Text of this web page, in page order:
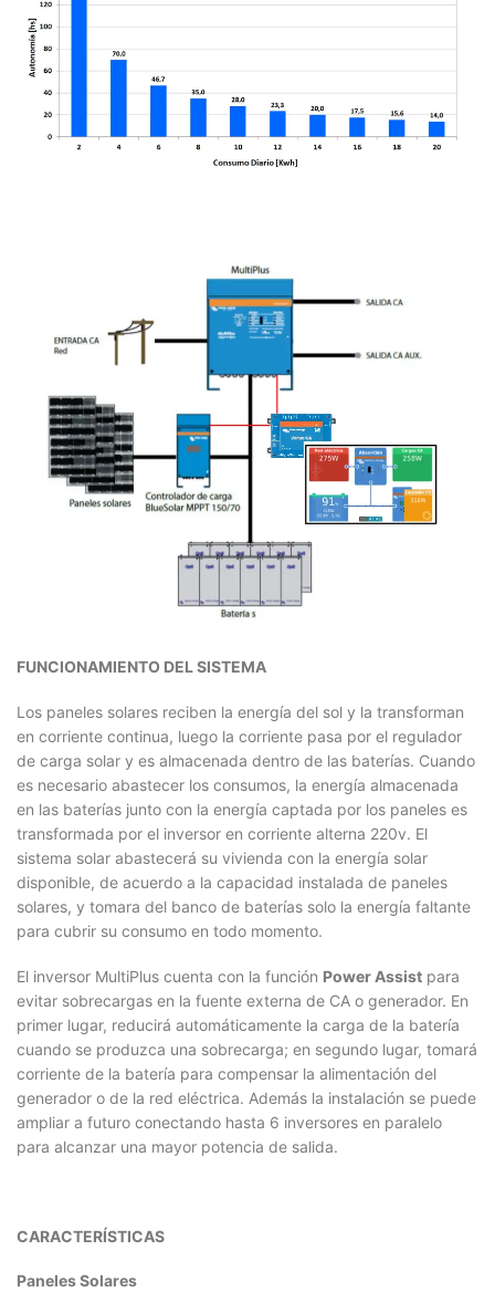
FUNCIONAMIENTO DEL SISTEMA
Los paneles solares reciben la energía del sol y la transforman
en corriente continua, luego la corriente pasa por el regulador
de carga solar y es almacenada dentro de las baterías. Cuando
es necesario abastecer los consumos, la energía almacenada
en las baterías junto con la energía captada por los paneles es
transformada por el inversor en corriente alterna 220v. El
sistema solar abastecerá su vivienda con la energía solar
disponible, de acuerdo a la capacidad instalada de paneles
solares, y tomara del banco de baterías solo la energía faltante
para cubrir su consumo en todo momento.
El inversor MultiPlus cuenta con la función Power Assist para
evitar sobrecargas en la fuente externa de CA o generador. En
primer lugar, reducirá automáticamente la carga de la batería
cuando se produzca una sobrecarga; en segundo lugar, tomará
corriente de la batería para compensar la alimentación del
generador o de la red eléctrica. Además la instalación se puede
ampliar a futuro conectando hasta 6 inversores en paralelo
para alcanzar una mayor potencia de salida.
CARACTERÍSTICAS
Paneles Solares